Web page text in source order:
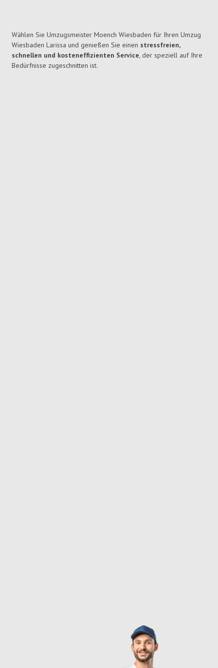
Wählen Sie Umzugsmeister Moench Wiesbaden für Ihren Umzug
Wiesbaden Larissa und genießen Sie einen stressfreien,
schnellen und kosteneffizienten Service, der speziell auf Ihre
Bedürfnisse zugeschnitten ist.